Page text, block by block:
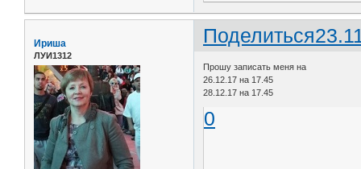
Поделиться
Ириша
ЛУИ1312
Прошу записать меня на
26.12.17 на 17.45
28.12.17 на 17.45
0